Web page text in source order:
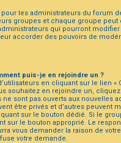
les administrateurs du forum
groupes et chaque groupe
qui pourront
accorder des pouvoirs de
puis-je en rejoindre un ?
en cliquant sur le lien «
souhaitez en rejoindre un,
sont pas ouverts aux nouvelles
être privés et d’autres peuvent
sur le bouton dédié. Si le
sur le bouton approprié. Le
vous demander la raison de
votre demande.